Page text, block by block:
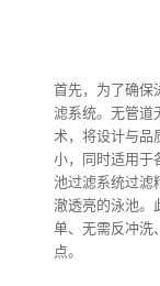
首先，为了确保
滤系统。无管道
术，将设计与品
小，同时适用于
池过滤系统过滤
澈透亮的泳池。
单、无需反冲洗
点。